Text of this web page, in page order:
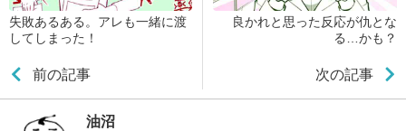
失敗あるある。アレも一緒に渡
してしまった！
前の記事
良かれと思った反応が仇とな
る…かも？
次の記事
油沼